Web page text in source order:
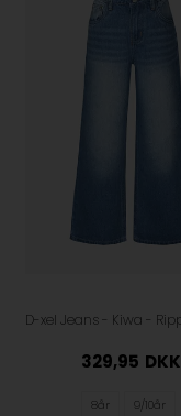
329,95 DKK
8år 9/10år